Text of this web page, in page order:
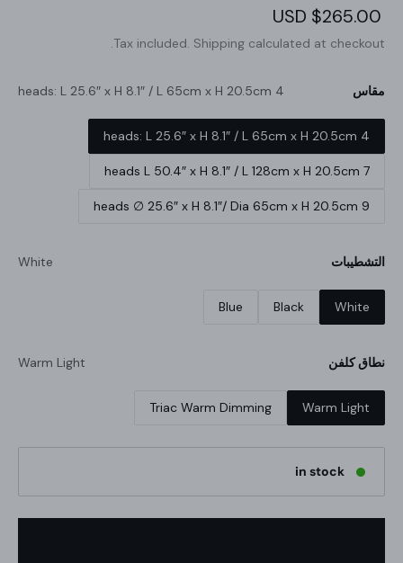
Sale
price
$265.00 USD
price
Tax included. Shipping calculated at checkout.
مقاس 4 heads: L 25.6″ x H 8.1″ / L 65cm x H 20.5cm
4 heads: L 25.6″ x H 8.1″ / L 65cm x H 20.5cm
7 heads L 50.4″ x H 8.1″ / L 128cm x H 20.5cm
9 heads ∅ 25.6″ x H 8.1″/ Dia 65cm x H 20.5cm
التشطيبات White
White
Black
Blue
نطاق كلفن Warm Light
Warm Light
Triac Warm Dimming
in stock